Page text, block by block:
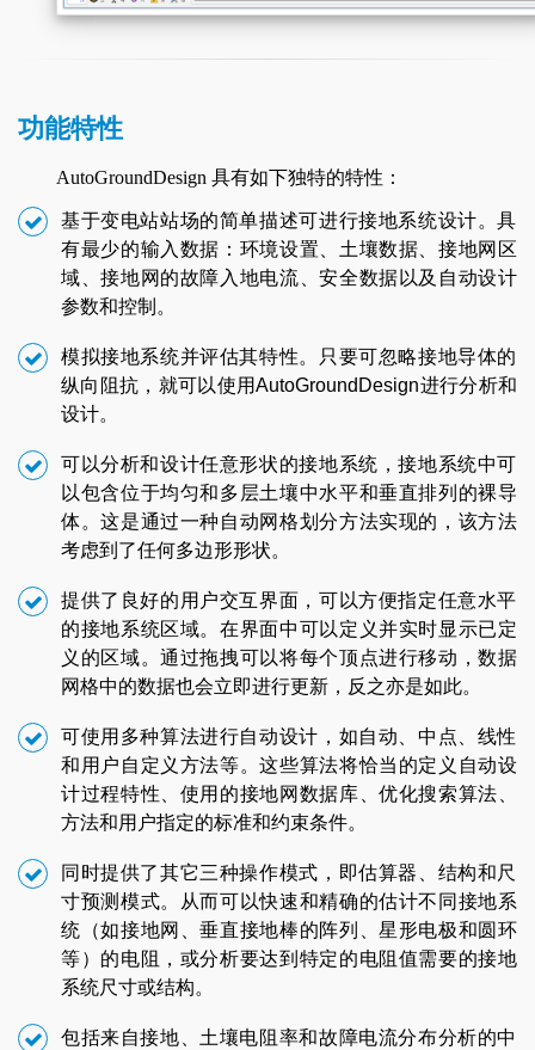
功能特性
AutoGroundDesign 具有如下独特的特性：
基于变电站站场的简单描述可进行接地系统设计。具
有最少的输入数据：环境设置、土壤数据、接地网区
域、接地网的故障入地电流、安全数据以及自动设计
参数和控制。
模拟接地系统并评估其特性。只要可忽略接地导体的
纵向阻抗，就可以使用AutoGroundDesign进行分析和
设计。
可以分析和设计任意形状的接地系统，接地系统中可
以包含位于均匀和多层土壤中水平和垂直排列的裸导
体。这是通过一种自动网格划分方法实现的，该方法
考虑到了任何多边形形状。
提供了良好的用户交互界面，可以方便指定任意水平
的接地系统区域。在界面中可以定义并实时显示已定
义的区域。通过拖拽可以将每个顶点进行移动，数据
网格中的数据也会立即进行更新，反之亦是如此。
可使用多种算法进行自动设计，如自动、中点、线性
和用户自定义方法等。这些算法将恰当的定义自动设
计过程特性、使用的接地网数据库、优化搜索算法、
方法和用户指定的标准和约束条件。
同时提供了其它三种操作模式，即估算器、结构和尺
寸预测模式。从而可以快速和精确的估计不同接地系
统（如接地网、垂直接地棒的阵列、星形电极和圆环
等）的电阻，或分析要达到特定的电阻值需要的接地
系统尺寸或结构。
包括来自接地、土壤电阻率和故障电流分布分析的中